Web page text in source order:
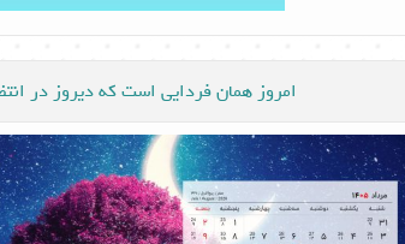
امروز همان فردایی است که دیروز در